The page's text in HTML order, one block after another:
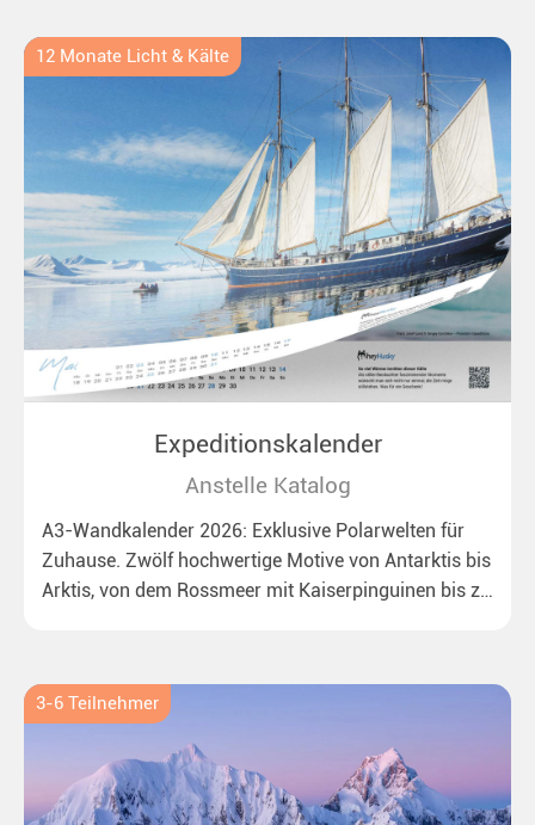
12 Monate Licht & Kälte
Expeditionskalender
Anstelle Katalog
A3-Wandkalender 2026: Exklusive Polarwelten für
Zuhause. Zwölf hochwertige Motive von Antarktis bis
Arktis, von dem Rossmeer mit Kaiserpinguinen bis zu
3-6 Teilnehmer